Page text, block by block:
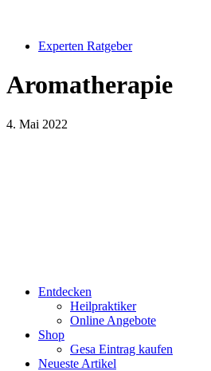
Entdecken
Heilpraktiker
Online Angebote
Shop
Gesa Eintrag kaufen
Neueste Artikel
Experten Ratgeber
Aromatherapie
4. Mai 2022